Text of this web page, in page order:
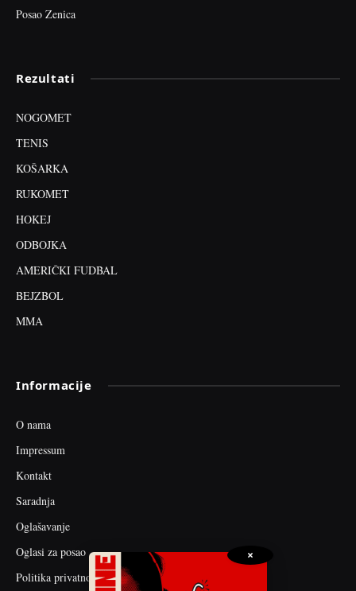
Posao Zenica
Rezultati
NOGOMET
TENIS
KOŠARKA
RUKOMET
HOKEJ
ODBOJKA
AMERIČKI FUDBAL
BEJZBOL
MMA
Informacije
O nama
Impressum
Kontakt
Saradnja
Oglašavanje
Oglasi za posao
Politika privatnosti
×